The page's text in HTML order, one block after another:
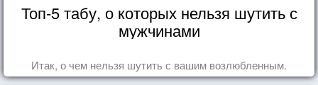
Топ-5 табу, о которых нельзя шутить с
мужчинами
Итак, о чем нельзя шутить с вашим возлюбленным.